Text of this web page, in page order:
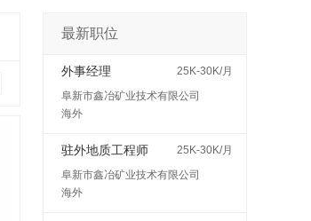
最新职位
外事经理
25K-30K/月
阜新市鑫冶矿业技术有限公司
海外
驻外地质工程师
25K-30K/月
阜新市鑫冶矿业技术有限公司
海外